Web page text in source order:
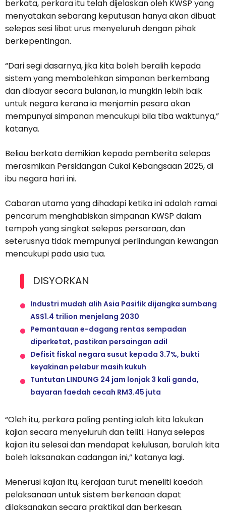
berkata, perkara itu telah dijelaskan oleh KWSP yang
menyatakan sebarang keputusan hanya akan dibuat
selepas sesi libat urus menyeluruh dengan pihak
berkepentingan.
“Dari segi dasarnya, jika kita boleh beralih kepada
sistem yang membolehkan simpanan berkembang
dan dibayar secara bulanan, ia mungkin lebih baik
untuk negara kerana ia menjamin pesara akan
mempunyai simpanan mencukupi bila tiba waktunya,”
katanya.
Beliau berkata demikian kepada pemberita selepas
merasmikan Persidangan Cukai Kebangsaan 2025, di
ibu negara hari ini.
Cabaran utama yang dihadapi ketika ini adalah ramai
pencarum menghabiskan simpanan KWSP dalam
tempoh yang singkat selepas persaraan, dan
seterusnya tidak mempunyai perlindungan kewangan
mencukupi pada usia tua.
DISYORKAN
Industri mudah alih Asia Pasifik dijangka sumbang
AS$1.4 trilion menjelang 2030
Pemantauan e-dagang rentas sempadan
diperketat, pastikan persaingan adil
Defisit fiskal negara susut kepada 3.7%, bukti
keyakinan pelabur masih kukuh
Tuntutan LINDUNG 24 jam lonjak 3 kali ganda,
bayaran faedah cecah RM3.45 juta
“Oleh itu, perkara paling penting ialah kita lakukan
kajian secara menyeluruh dan teliti. Hanya selepas
kajian itu selesai dan mendapat kelulusan, barulah kita
boleh laksanakan cadangan ini,” katanya lagi.
Menerusi kajian itu, kerajaan turut meneliti kaedah
pelaksanaan untuk sistem berkenaan dapat
dilaksanakan secara praktikal dan berkesan.